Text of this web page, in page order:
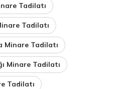
Tadilatı
Tadilatı
Minare Tadilatı
Minare Tadilatı
Tadilatı